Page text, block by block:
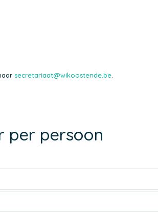
secretariaat@wikoostende.be
per persoon